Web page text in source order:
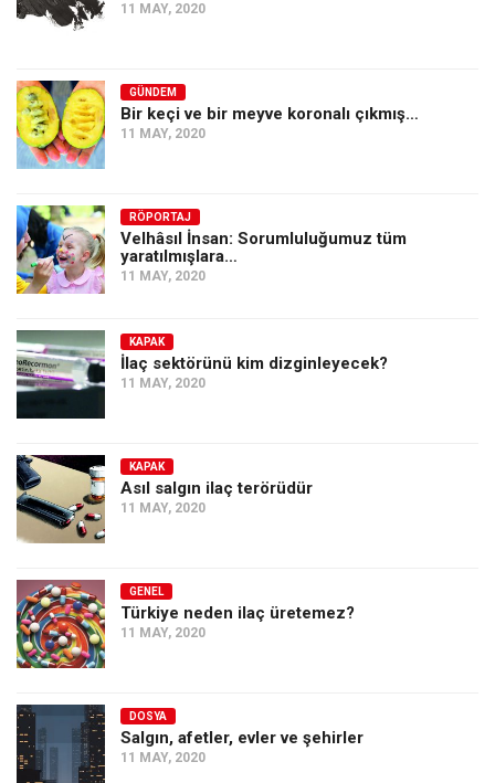
11 MAY, 2020
GÜNDEM
Bir keçi ve bir meyve koronalı çıkmış…
11 MAY, 2020
RÖPORTAJ
Velhâsıl İnsan: Sorumluluğumuz tüm
yaratılmışlara…
11 MAY, 2020
KAPAK
İlaç sektörünü kim dizginleyecek?
11 MAY, 2020
KAPAK
Asıl salgın ilaç terörüdür
11 MAY, 2020
GENEL
Türkiye neden ilaç üretemez?
11 MAY, 2020
DOSYA
Salgın, afetler, evler ve şehirler
11 MAY, 2020